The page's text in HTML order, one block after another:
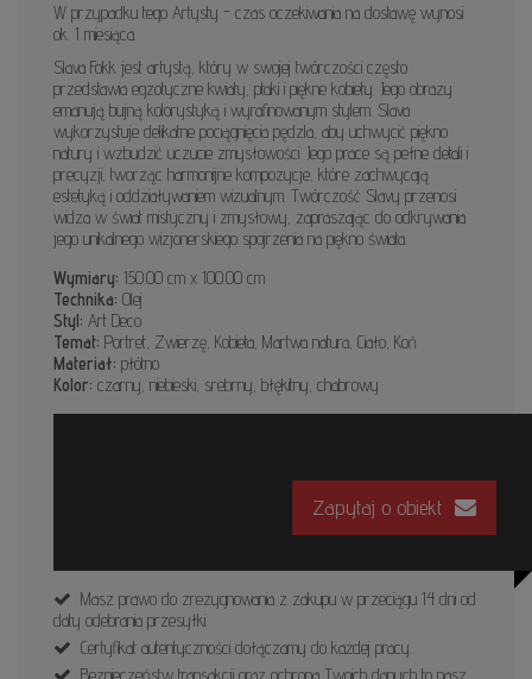
W przypadku tego Artysty - czas oczekiwania na dostawę wynosi
ok. 1 miesiąca.
Slava Fokk jest artystą, który w swojej twórczości często
przedstawia egzotyczne kwiaty, ptaki i piękne kobiety. Jego obrazy
emanują bujną kolorystyką i wyrafinowanym stylem. Slava
wykorzystuje delikatne pociągnięcia pędzla, aby uchwycić piękno
natury i wzbudzić uczucie zmysłowości. Jego prace są pełne detali i
precyzji, tworząc harmonijne kompozycje, które zachwycają
estetyką i oddziaływaniem wizualnym. Twórczość Slavy przenosi
widza w świat mistyczny i zmysłowy, zapraszając do odkrywania
jego unikalnego wizjonerskiego spojrzenia na piękno świata.
Wymiary: 150.00 cm x 100.00 cm
Technika: Olej
Styl: Art Deco
Temat: Portret, Zwierzę, Kobieta, Martwa natura, Ciało, Koń
Materiał: płótno
Kolor: czarny, niebieski, srebrny, błękitny, chabrowy
Zapytaj o obiekt
Masz prawo do zrezygnowania z zakupu w przeciągu 14 dni od
daty odebrania przesyłki.
Certyfikat autentyczności dołączamy do każdej pracy.
Bezpieczeństw transakcji oraz ochrona Twoich danych to nasz